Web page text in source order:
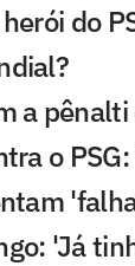
do
a
o
'Já